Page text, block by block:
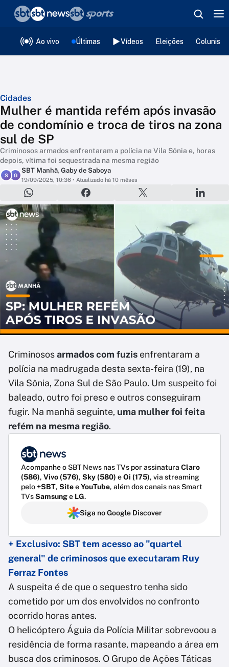
Ao vivo Últimas Vídeos Eleições
Cidades
Mulher é mantida refém após invasão
de condomínio e troca de tiros na zona
sul de SP
Criminosos armados enfrentaram a polícia na Vila Sônia e, horas
depois, vítima foi sequestrada na mesma região
S G
SBT Manhã, Gaby de Saboya
19/09/2025, 10:36 • Atualizado há 10 mêses
Criminososarmados com fuzis enfrentaram a
polícia na madrugada desta sexta-feira (19), na
Vila Sônia, Zona Sul de São Paulo. Um suspeito foi
baleado, outro foi preso e outros conseguiram
fugir. Na manhã seguinte, uma mulher foi feita
refém na mesma região.
Acompanhe o SBT News nas TVs por assinatura Claro
(586), Vivo (576), Sky (580) eOi (175), via streaming
pelo+SBT, SiteeYouTube, além dos canais nas Smart
TVsSamsunge LG.
Siga no Google Discover
+ Exclusivo: SBT tem acesso ao "quartel
general" de criminosos que executaram Ruy
Ferraz Fontes
A suspeita é de que o sequestro tenha sido
cometido por um dos envolvidos no confronto
ocorrido horas antes.
O helicóptero Águia da Polícia Militar sobrevoou a
residência de forma rasante, mapeando a área em
busca dos criminosos. O Grupo de Ações Táticas
❮voltar
Editorias